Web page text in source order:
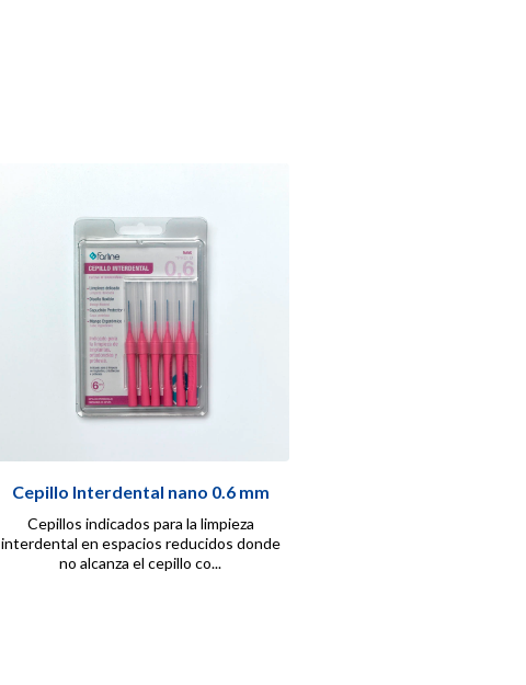
Cepillo Interdental nano 0.6 mm
Cepillos indicados para la limpieza
interdental en espacios reducidos donde
no alcanza el cepillo co...